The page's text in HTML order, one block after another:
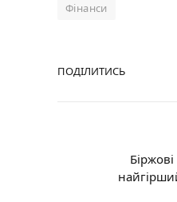
Фінанси
ПОДІЛИТИСЬ